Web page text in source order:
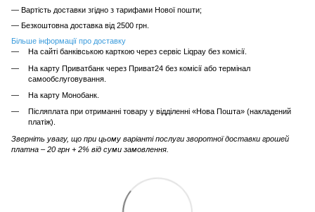
— Вартість доставки згідно з тарифами Нової пошти;
— Безкоштовна доставка від 2500 грн.
Більше інформації про доставку
На сайті банківською карткою через сервіс Liqpay без комісії.
На карту Приватбанк через Приват24 без комісії або термінал
самообслуговування.
На карту Монобанк.
Післяплата при отриманні товару у відділенні «Нова Пошта» (накладений
платіж).
Зверніть увагу, що при цьому варіанті послуги зворотної доставки грошей
платна – 20 грн + 2% від суми замовлення.